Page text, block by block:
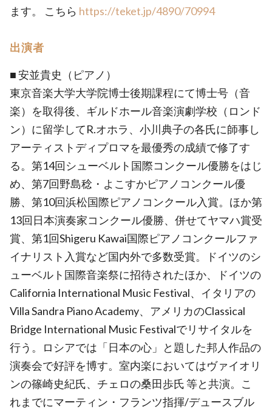
ます。 こちら https://teket.jp/4890/70994
出演者
■ 安並貴史（ピアノ）
東京音楽大学大学院博士後期課程にて博士号（音
楽）を取得後、ギルドホール音楽演劇学校（ロンド
ン）に留学してR.オホラ、小川典子の各氏に師事し
アーティストディプロマを最優秀の成績で修了す
る。第14回シューベルト国際コンクール優勝をはじ
め、第7回野島稔・よこすかピアノコンクール優
勝、第10回浜松国際ピアノコンクール入賞。ほか第
13回日本演奏家コンクール優勝、併せてヤマハ賞受
賞、第1回Shigeru Kawai国際ピアノコンクールファ
イナリスト入賞など国内外で多数受賞。ドイツのシ
ューベルト国際音楽祭に招待されたほか、ドイツの
California International Music Festival、イタリアの
Villa Sandra Piano Academy、アメリカのClassical
Bridge International Music Festivalでリサイタルを
行う。ロシアでは「日本の心」と題した邦人作品の
演奏会で好評を博す。室内楽においてはヴァイオリ
ンの篠崎史紀氏、チェロの桑田歩氏 等と共演。こ
れまでにマーティン・フランツ指揮/デュースブル